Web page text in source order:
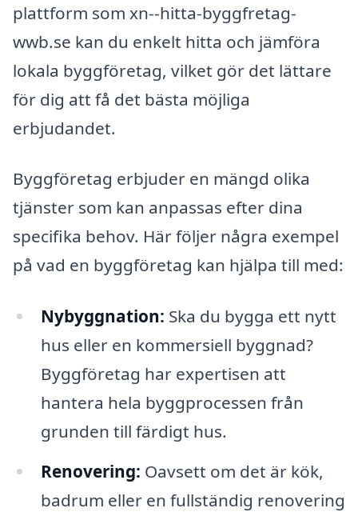
plattform som xn--hitta-byggfretag-
wwb.se kan du enkelt hitta och jämföra
lokala byggföretag, vilket gör det lättare
för dig att få det bästa möjliga
erbjudandet.
Byggföretag erbjuder en mängd olika
tjänster som kan anpassas efter dina
specifika behov. Här följer några exempel
på vad en byggföretag kan hjälpa till med:
Nybyggnation: Ska du bygga ett nytt
hus eller en kommersiell byggnad?
Byggföretag har expertisen att
hantera hela byggprocessen från
grunden till färdigt hus.
Renovering: Oavsett om det är kök,
badrum eller en fullständig renovering